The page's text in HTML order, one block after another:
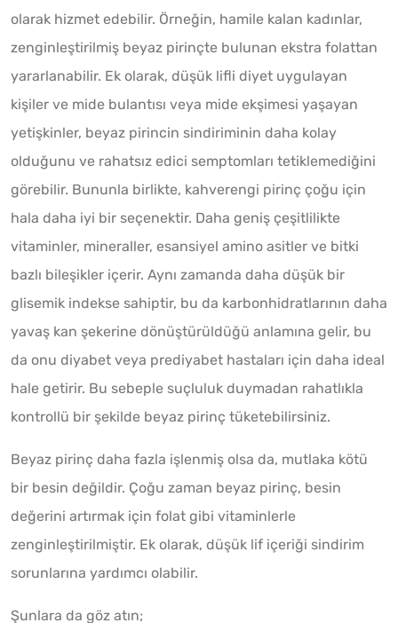
olarak hizmet edebilir. Örneğin, hamile kalan kadınlar,
zenginleştirilmiş beyaz pirinçte bulunan ekstra folattan
yararlanabilir. Ek olarak, düşük lifli diyet uygulayan
kişiler ve mide bulantısı veya mide ekşimesi yaşayan
yetişkinler, beyaz pirincin sindiriminin daha kolay
olduğunu ve rahatsız edici semptomları tetiklemediğini
görebilir. Bununla birlikte, kahverengi pirinç çoğu için
hala daha iyi bir seçenektir. Daha geniş çeşitlilikte
vitaminler, mineraller, esansiyel amino asitler ve bitki
bazlı bileşikler içerir. Aynı zamanda daha düşük bir
glisemik indekse sahiptir, bu da karbonhidratlarının daha
yavaş kan şekerine dönüştürüldüğü anlamına gelir, bu
da onu diyabet veya prediyabet hastaları için daha ideal
hale getirir. Bu sebeple suçluluk duymadan rahatlıkla
kontrollü bir şekilde beyaz pirinç tüketebilirsiniz.
Beyaz pirinç daha fazla işlenmiş olsa da, mutlaka kötü
bir besin değildir. Çoğu zaman beyaz pirinç, besin
değerini artırmak için folat gibi vitaminlerle
zenginleştirilmiştir. Ek olarak, düşük lif içeriği sindirim
sorunlarına yardımcı olabilir.
Şunlara da göz atın;